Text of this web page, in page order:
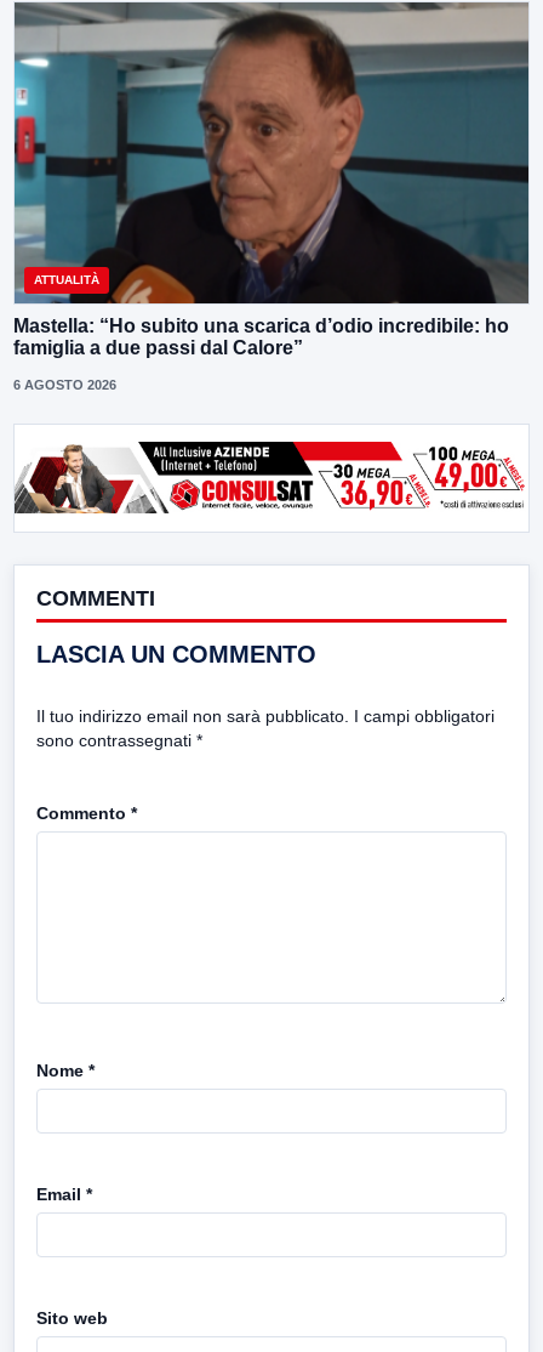
ATTUALITÀ
Mastella: “Ho subito una scarica d’odio incredibile: ho
famiglia a due passi dal Calore”
6 AGOSTO 2026
COMMENTI
LASCIA UN COMMENTO
Il tuo indirizzo email non sarà pubblicato. I campi obbligatori
sono contrassegnati *
Commento *
Nome *
Email *
Sito web